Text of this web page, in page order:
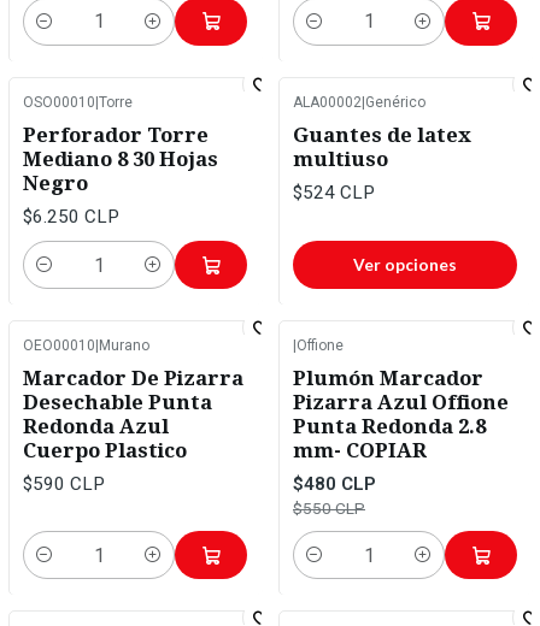
Cantidad Cantidad
OSO00010|Torre
Perforador Torre
Mediano 8 30 Hojas
Negro
$6.250 CLP
Cantidad
ALA00002|Genérico
Guantes de latex
multiuso
$524 CLP
Ver opciones
OEO00010 Murano
Marcador De Pizarra
Desechable Punta
Redonda Azul
Cuerpo Plastico
$590 CLP
Cantidad
Offione
Plumón Marcador
Pizarra Azul Offione
Punta Redonda 2.8
mm- COPIAR
$480 CLP
$550 CLP
Cantidad